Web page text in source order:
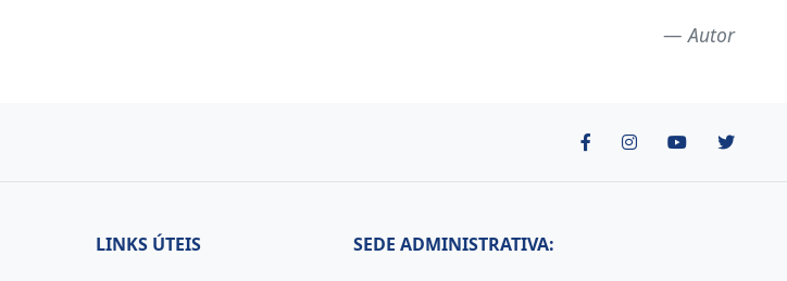
Autor
LINKS ÚTEIS SEDE ADMINISTRATIVA: